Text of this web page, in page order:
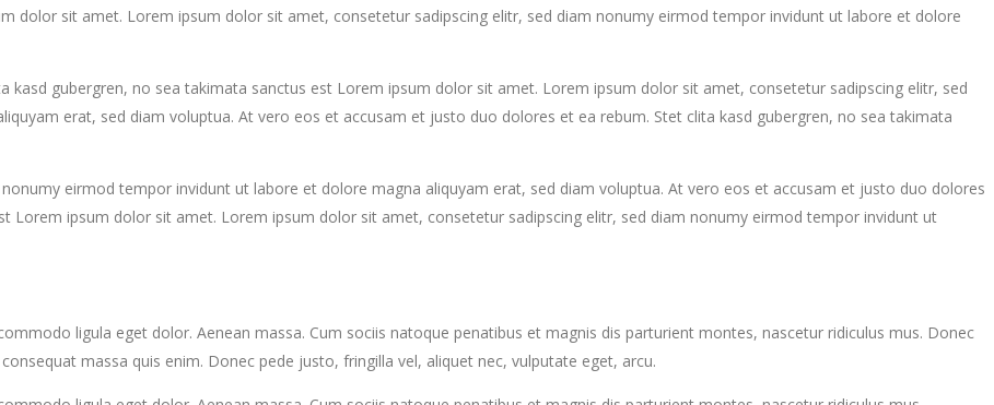
dolor sit amet. Lorem ipsum dolor sit amet, consetetur sadipscing elitr, sed diam nonumy eirmod tempor invidunt ut labore et dolore
gubergren, no sea takimata sanctus est Lorem ipsum dolor sit amet. Lorem ipsum dolor sit amet, consetetur sadipscing elitr, sed
erat, sed diam voluptua. At vero eos et accusam et justo duo dolores et ea rebum. Stet clita kasd gubergren, no sea takimata
eirmod tempor invidunt ut labore et dolore magna aliquyam erat, sed diam voluptua. At vero eos et accusam et justo duo dolores
Lorem ipsum dolor sit amet. Lorem ipsum dolor sit amet, consetetur sadipscing elitr, sed diam nonumy eirmod tempor invidunt ut
ligula eget dolor. Aenean massa. Cum sociis natoque penatibus et magnis dis parturient montes, nascetur ridiculus mus. Donec
massa quis enim. Donec pede justo, fringilla vel, aliquet nec, vulputate eget, arcu.